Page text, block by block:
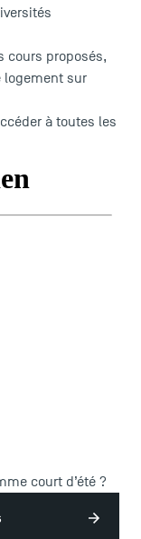
cours proposés,
logement sur
à toutes les
court d’été ?